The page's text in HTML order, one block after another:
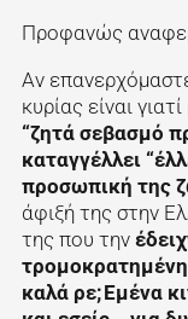
Προφανώς
Αν
κυρίας είναι
“ζητά σεβασμό
καταγγέλλει
προσωπική της
άφιξή της στην
της που την
καλά ρε; Εμένα